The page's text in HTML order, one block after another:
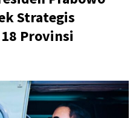
Strategis
Provinsi